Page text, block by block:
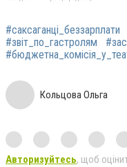
#саксаганці_беззарплати
#звіт_по_гастролям
Кольцова Ольга
Авторизуйтесь, щоб